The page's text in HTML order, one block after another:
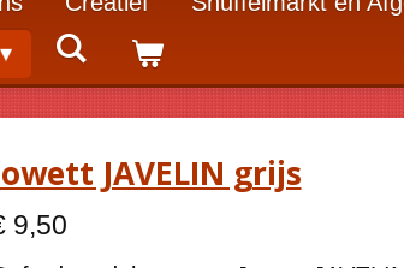
JAVELIN grijs
9,50